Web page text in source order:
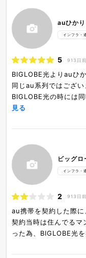
auひかり
インフラ・
5 913日前
BIGLOBE光よりauひ
同じau系列ではござい
BIGLOBE光の時には
見る
ビッグロ
インフラ・
2 913日前
au携帯を契約した際に
契約当時は住んでる
った為、BIGLOBE光